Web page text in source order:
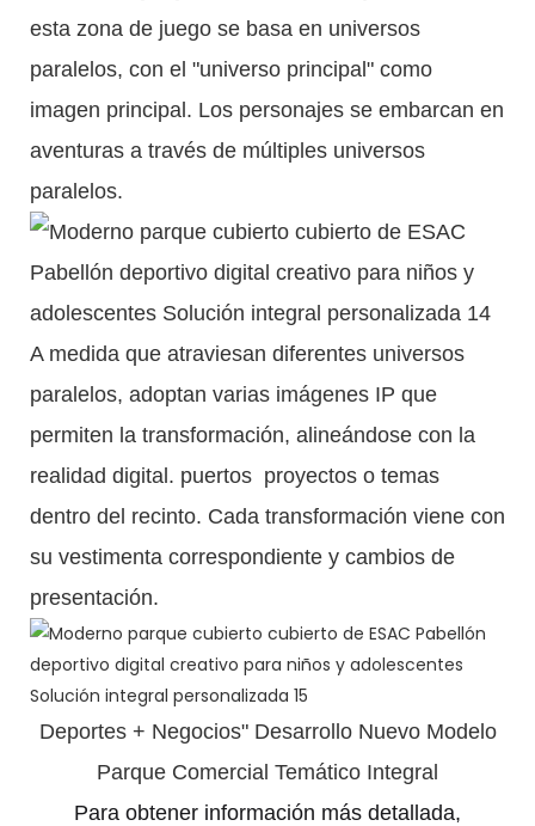
esta zona de juego se basa en universos
paralelos, con el "universo principal" como
imagen principal. Los personajes se embarcan en
aventuras a través de múltiples universos
paralelos.
A medida que atraviesan diferentes universos
paralelos, adoptan varias imágenes IP que
permiten la transformación, alineándose con la
realidad digital. puertos proyectos o temas
dentro del recinto. Cada transformación viene con
su vestimenta correspondiente y cambios de
presentación.
Deportes + Negocios" Desarrollo Nuevo Modelo
Parque Comercial Temático Integral
Para obtener información más detallada,